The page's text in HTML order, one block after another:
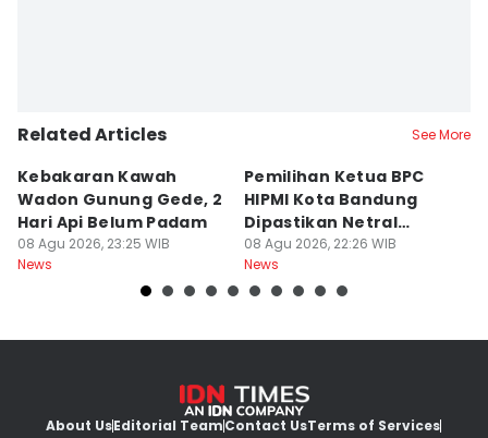
Related Articles See More
Kebakaran Kawah
Wadon Gunung Gede, 2
Hari Api Belum Padam
08 Agu 2026, 23:25 WIB
News
Pemilihan Ketua BPC
HIPMI Kota Bandung
Dipastikan Netral
Tanpa Tekanan
08 Agu 2026, 22:26 WIB
News
About UsEditorial TeamContact UsTerms of Services